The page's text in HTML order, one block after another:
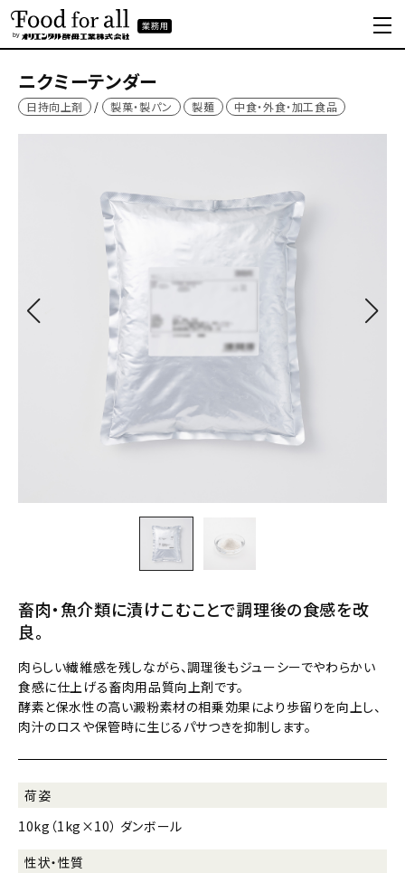
ニクミーテンダー
日持向上剤 製菓・製パン 製麺 中食・外食・加工食品
畜肉・魚介類に漬けこむことで調理後の食感を改
良。
肉らしい繊維感を残しながら、調理後もジューシーでやわらかい
食感に仕上げる畜肉用品質向上剤です。
酵素と保水性の高い澱粉素材の相乗効果により歩留りを向上し、
肉汁のロスや保管時に生じるパサつきを抑制します。
荷姿
10kg（1kg×10） ダンボール
性状・性質